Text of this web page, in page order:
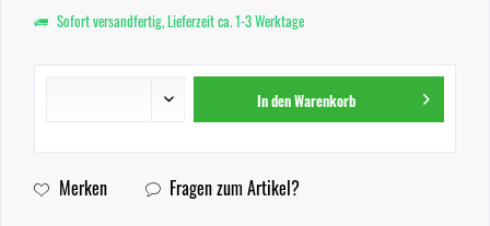
Sofort versandfertig, Lieferzeit ca. 1-3 Werktage
In denWarenkorb
Merken Fragen zum Artikel?